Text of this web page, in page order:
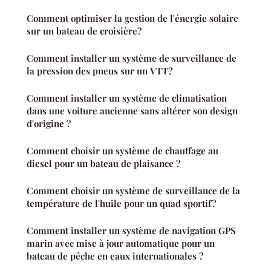
Comment optimiser la gestion de l'énergie solaire
sur un bateau de croisière?
Comment installer un système de surveillance de
la pression des pneus sur un VTT?
Comment installer un système de climatisation
dans une voiture ancienne sans altérer son design
d'origine ?
Comment choisir un système de chauffage au
diesel pour un bateau de plaisance ?
Comment choisir un système de surveillance de la
température de l'huile pour un quad sportif?
Comment installer un système de navigation GPS
marin avec mise à jour automatique pour un
bateau de pêche en eaux internationales ?